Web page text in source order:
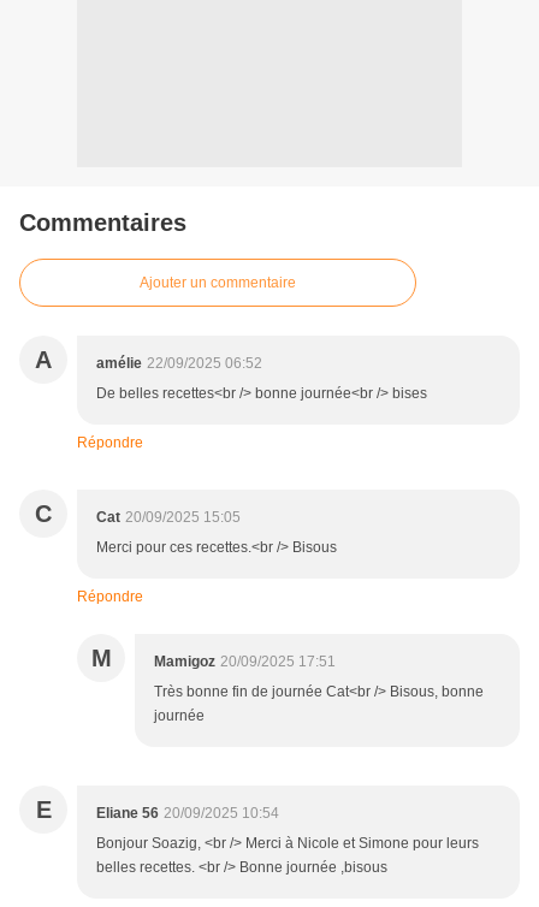
Commentaires
Ajouter un commentaire
A amélie 22/09/2025 06:52
De belles recettes<br /> bonne journée<br /> bises
Répondre
C Cat 20/09/2025 15:05
Merci pour ces recettes.<br /> Bisous
Répondre
M Mamigoz 20/09/2025 17:51
Très bonne fin de journée Cat<br /> Bisous, bonne
journée
E Eliane 56 20/09/2025 10:54
Bonjour Soazig, <br /> Merci à Nicole et Simone pour leurs
belles recettes. <br /> Bonne journée ,bisous